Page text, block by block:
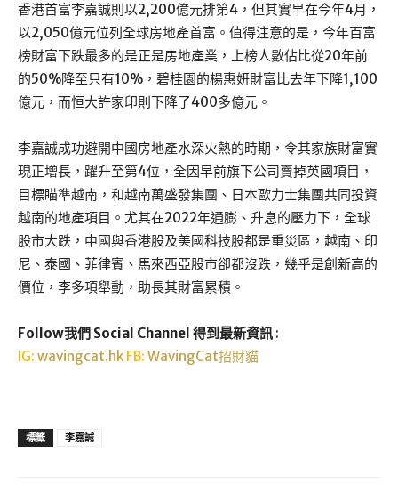
香港首富李嘉誠則以2,200億元排第4，但其實早在今年4月，
以2,050億元位列全球房地產首富。值得注意的是，今年百富
榜財富下跌最多的是正是房地產業，上榜人數佔比從20年前
的50%降至只有10%，碧桂園的楊惠妍財富比去年下降1,100
億元，而恒大許家印則下降了400多億元。
李嘉誠成功避開中國房地產水深火熱的時期，令其家族財富實
現正增長，躍升至第4位，全因早前旗下公司賣掉英國項目，
目標瞄準越南，和越南萬盛發集團、日本歐力士集團共同投資
越南的地產項目。尤其在2022年通膨、升息的壓力下，全球
股市大跌，中國與香港股及美國科技股都是重災區，越南、印
尼、泰國、菲律賓、馬來西亞股市卻都沒跌，幾乎是創新高的
價位，李多項舉動，助長其財富累積。
Follow我們 Social Channel 得到最新資訊 :
IG: wavingcat.hk FB: WavingCat招財貓
標籤 李嘉誠